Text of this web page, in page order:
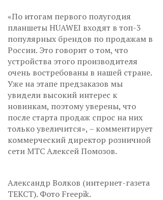
«По итогам первого полугодия
планшеты HUAWEI входят в топ-3
популярных брендов по продажам в
России. Это говорит о том, что
устройства этого производителя
очень востребованы в нашей стране.
Уже на этапе предзаказов мы
увидели высокий интерес к
новинкам, поэтому уверены, что
после старта продаж спрос на них
только увеличится», – комментирует
коммерческий директор розничной
сети МТС Алексей Помозов.
Александр Волков (интернет-газета
ТЕКСТ). Фото Freepik.